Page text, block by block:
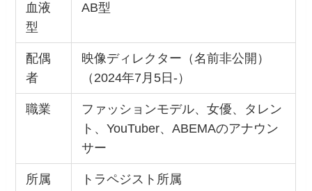
血液
型
AB型
配偶
者
映像ディレクター（名前非公開）
（2024年7月5日-）
職業
ファッションモデル、女優、タレン
ト、YouTuber、ABEMAのアナウン
サー
所属 トラペジスト所属